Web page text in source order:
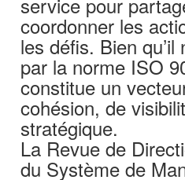
coordonner les
les défis. Bien
par la norme ISO
constitue un
cohésion, de
stratégique.
La Revue de
du Système de